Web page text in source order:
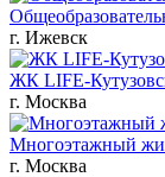
г. Ижевск
ЖК LIFE-
г. Москва
Многоэтажный
г. Москва